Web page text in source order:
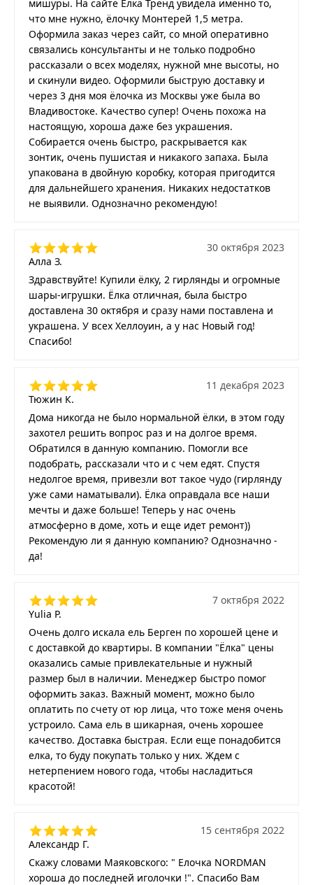
мишуры. На сайте Ёлка Тренд увидела именно то,
что мне нужно, ёлочку Монтерей 1,5 метра.
Оформила заказ через сайт, со мной оперативно
связались консультанты и не только подробно
рассказали о всех моделях, нужной мне высоты, но
и скинули видео. Оформили быструю доставку и
через 3 дня моя ёлочка из Москвы уже была во
Владивостоке. Качество супер! Очень похожа на
настоящую, хороша даже без украшения.
Собирается очень быстро, раскрывается как
зонтик, очень пушистая и никакого запаха. Была
упакована в двойную коробку, которая пригодится
для дальнейшего хранения. Никаких недостатков
не выявили. Однозначно рекомендую!
Алла З.
30 октября 2023
Здравствуйте! Купили ёлку, 2 гирлянды и огромные
шары-игрушки. Ёлка отличная, была быстро
доставлена 30 октября и сразу нами поставлена и
украшена. У всех Хеллоуин, а у нас Новый год!
Спасибо!
Тюжин К.
11 декабря 2023
Дома никогда не было нормальной ёлки, в этом году
захотел решить вопрос раз и на долгое время.
Обратился в данную компанию. Помогли все
подобрать, рассказали что и с чем едят. Спустя
недолгое время, привезли вот такое чудо (гирлянду
уже сами наматывали). Ёлка оправдала все наши
мечты и даже больше! Теперь у нас очень
атмосферно в доме, хоть и еще идет ремонт))
Рекомендую ли я данную компанию? Однозначно -
да!
Yulia P.
7 октября 2022
Очень долго искала ель Берген по хорошей цене и
с доставкой до квартиры. В компании "Ёлка" цены
оказались самые привлекательные и нужный
размер был в наличии. Менеджер быстро помог
оформить заказ. Важный момент, можно было
оплатить по счету от юр лица, что тоже меня очень
устроило. Сама ель в шикарная, очень хорошее
качество. Доставка быстрая. Если еще понадобится
елка, то буду покупать только у них. Ждем с
нетерпением нового года, чтобы насладиться
красотой!
Александр Г.
15 сентября 2022
Скажу словами Маяковского: " Елочка NORDMAN
хороша до последней иголочки !". Спасибо Вам